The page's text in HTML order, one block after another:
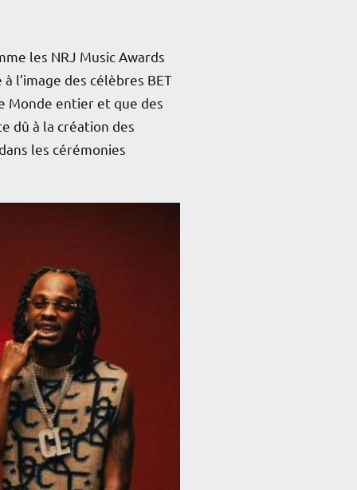
les NRJ Music Awards
l’image des célèbres BET
Monde entier et que des
dû à la création des
les cérémonies